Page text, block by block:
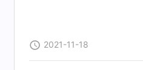
2021-11-18